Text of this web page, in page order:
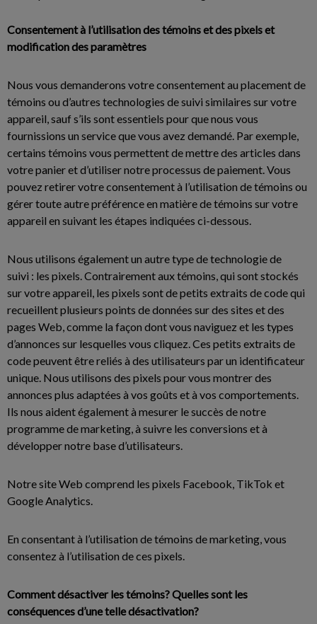
Consentement à l’utilisation des témoins et des pixels et
modification des paramètres
Nous vous demanderons votre consentement au placement de
témoins ou d’autres technologies de suivi similaires sur votre
appareil, sauf s’ils sont essentiels pour que nous vous
fournissions un service que vous avez demandé. Par exemple,
certains témoins vous permettent de mettre des articles dans
votre panier et d’utiliser notre processus de paiement. Vous
pouvez retirer votre consentement à l’utilisation de témoins ou
gérer toute autre préférence en matière de témoins sur votre
appareil en suivant les étapes indiquées ci-dessous.
Nous utilisons également un autre type de technologie de
suivi : les pixels. Contrairement aux témoins, qui sont stockés
sur votre appareil, les pixels sont de petits extraits de code qui
recueillent plusieurs points de données sur des sites et des
pages Web, comme la façon dont vous naviguez et les types
d’annonces sur lesquelles vous cliquez. Ces petits extraits de
code peuvent être reliés à des utilisateurs par un identificateur
unique. Nous utilisons des pixels pour vous montrer des
annonces plus adaptées à vos goûts et à vos comportements.
Ils nous aident également à mesurer le succès de notre
programme de marketing, à suivre les conversions et à
développer notre base d’utilisateurs.
Notre site Web comprend les pixels Facebook, TikTok et
Google Analytics.
En consentant à l’utilisation de témoins de marketing, vous
consentez à l’utilisation de ces pixels.
Comment désactiver les témoins? Quelles sont les
conséquences d’une telle désactivation?